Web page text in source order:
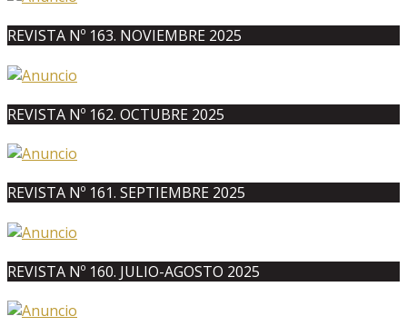
REVISTA Nº 163. NOVIEMBRE 2025
REVISTA Nº 162. OCTUBRE 2025
REVISTA Nº 161. SEPTIEMBRE 2025
REVISTA Nº 160. JULIO-AGOSTO 2025